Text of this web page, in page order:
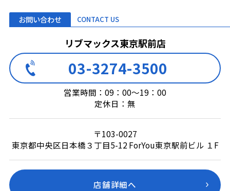
お問い合わせ CONTACT US
リブマックス東京駅前店
03-3274-3500
営業時間：09：00～19：00
定休日：無
〒103-0027
東京都中央区日本橋３丁目5-12 ForYou東京駅前ビル １F
店舗詳細へ